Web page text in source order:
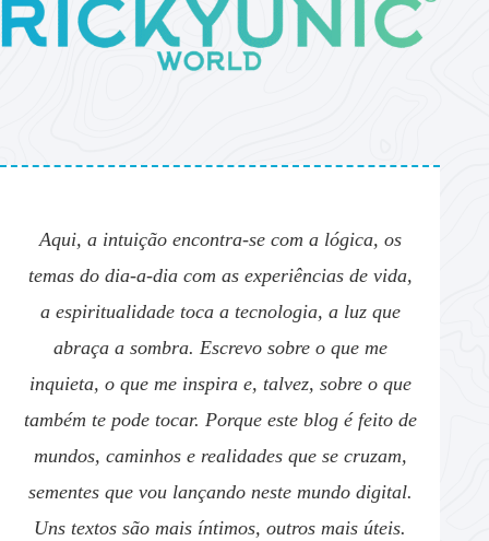
Aqui, a intuição encontra-se com a lógica, os
temas do dia-a-dia com as experiências de vida,
a espiritualidade toca a tecnologia, a luz que
abraça a sombra. Escrevo sobre o que me
inquieta, o que me inspira e, talvez, sobre o que
também te pode tocar. Porque este blog é feito de
mundos, caminhos e realidades que se cruzam,
sementes que vou lançando neste mundo digital.
Uns textos são mais íntimos, outros mais úteis.